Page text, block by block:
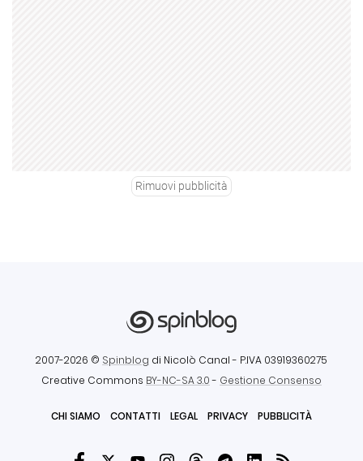
Rimuovi pubblicità
2007-2026 © Spinblog di Nicolò Canal - P.IVA 03919360275
Creative Commons BY-NC-SA 3.0- Gestione Consenso
CHI SIAMO CONTATTI LEGAL PRIVACY PUBBLICITÀ